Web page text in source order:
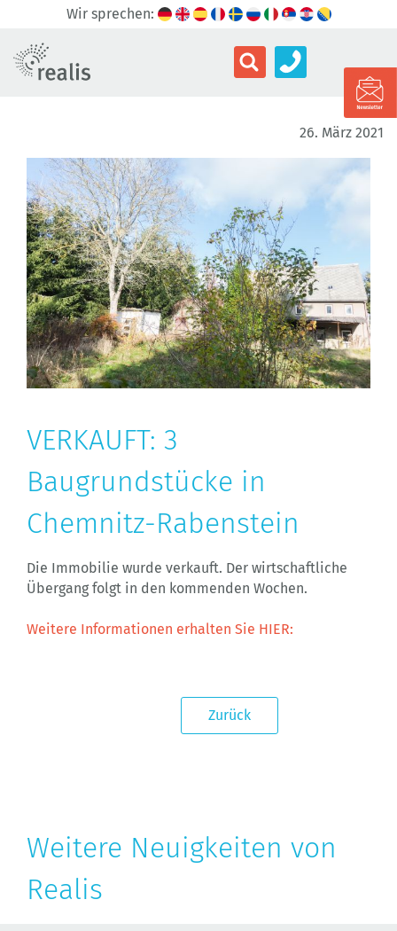
Wir sprechen:
26. März 2021
VERKAUFT: 3
Baugrundstücke in
Chemnitz-Rabenstein
Die Immobilie wurde verkauft. Der wirtschaftliche
Übergang folgt in den kommenden Wochen.
Weitere Informationen erhalten Sie HIER:
Zurück
Weitere Neuigkeiten von
Realis